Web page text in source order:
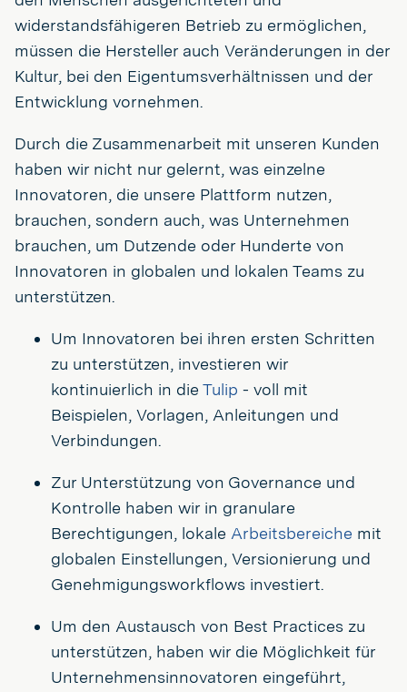
widerstandsfähigeren Betrieb zu ermöglichen,
müssen die Hersteller auch Veränderungen in der
Kultur, bei den Eigentumsverhältnissen und der
Entwicklung vornehmen.
Durch die Zusammenarbeit mit unseren Kunden
haben wir nicht nur gelernt, was einzelne
Innovatoren, die unsere Plattform nutzen,
brauchen, sondern auch, was Unternehmen
brauchen, um Dutzende oder Hunderte von
Innovatoren in globalen und lokalen Teams zu
unterstützen.
Um Innovatoren bei ihren ersten Schritten
zu unterstützen, investieren wir
kontinuierlich in die Tulip - voll mit
Beispielen, Vorlagen, Anleitungen und
Verbindungen.
Zur Unterstützung von Governance und
Kontrolle haben wir in granulare
Berechtigungen, lokale Arbeitsbereiche mit
globalen Einstellungen, Versionierung und
Genehmigungsworkflows investiert.
Um den Austausch von Best Practices zu
unterstützen, haben wir die Möglichkeit für
Unternehmensinnovatoren eingeführt,